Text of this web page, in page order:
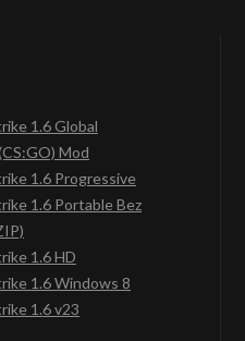
1.6 Global
Mod
1.6 Progressive
1.6 Portable Bez
1.6 HD
1.6 Windows 8
1.6 v23